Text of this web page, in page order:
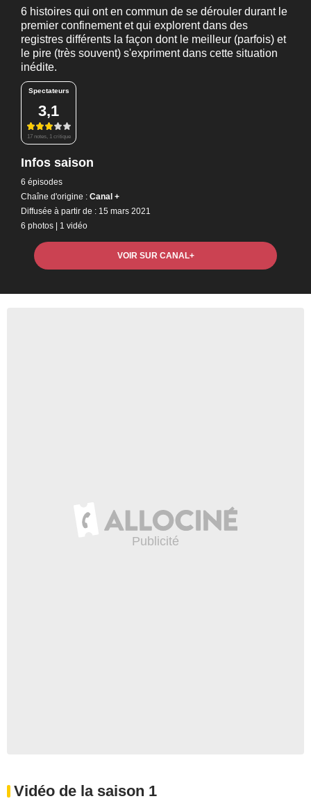
6 histoires qui ont en commun de se dérouler durant le
premier confinement et qui explorent dans des
registres différents la façon dont le meilleur (parfois) et
le pire (très souvent) s'expriment dans cette situation
inédite.
Spectateurs
3,1
17 notes, 1 critique
Infos saison
6 épisodes
Chaîne d'origine : Canal +
Diffusée à partir de : 15 mars 2021
6 photos | 1 vidéo
VOIR SUR CANAL+
Vidéo de la saison 1